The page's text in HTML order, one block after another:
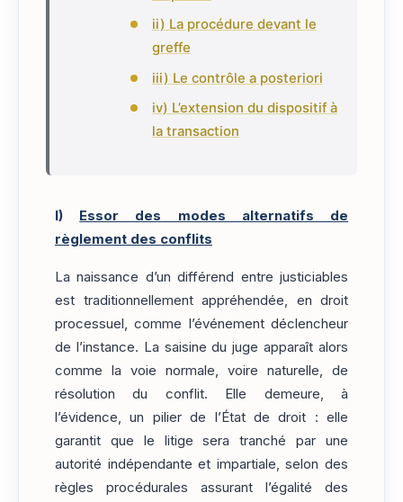
ii) La procédure devant le
greffe
iii) Le contrôle a posteriori
iv) L’extension du dispositif à
la transaction
I) Essor des modes alternatifs de
règlement des conflits
La naissance d’un différend entre justiciables
est traditionnellement appréhendée, en droit
processuel, comme l’événement déclencheur
de l’instance. La saisine du juge apparaît alors
comme la voie normale, voire naturelle, de
résolution du conflit. Elle demeure, à
l’évidence, un pilier de l’État de droit : elle
garantit que le litige sera tranché par une
autorité indépendante et impartiale, selon des
règles procédurales assurant l’égalité des